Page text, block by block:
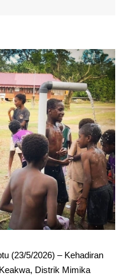
(23/5/2026) – Kehadiran
Distrik Mimika